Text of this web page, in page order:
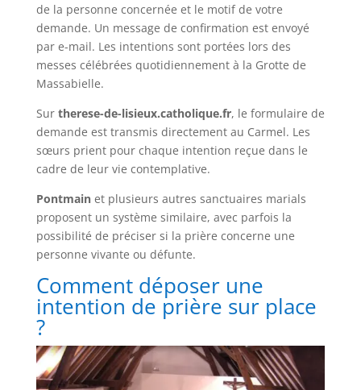
de la personne concernée et le motif de votre
demande. Un message de confirmation est envoyé
par e-mail. Les intentions sont portées lors des
messes célébrées quotidiennement à la Grotte de
Massabielle.
Sur therese-de-lisieux.catholique.fr, le formulaire de
demande est transmis directement au Carmel. Les
sœurs prient pour chaque intention reçue dans le
cadre de leur vie contemplative.
Pontmainet plusieurs autres sanctuaires marials
proposent un système similaire, avec parfois la
possibilité de préciser si la prière concerne une
personne vivante ou défunte.
Comment déposer une
intention de prière sur place
?